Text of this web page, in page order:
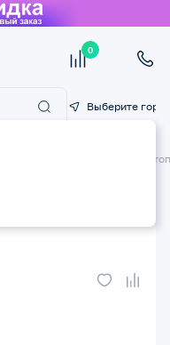
0
Выберите город